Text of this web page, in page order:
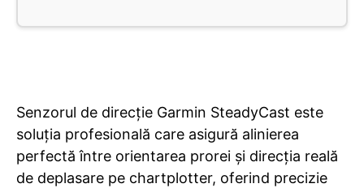
Senzorul de direcție Garmin SteadyCast este
soluția profesională care asigură alinierea
perfectă între orientarea prorei și direcția reală
de deplasare pe chartplotter, oferind precizie